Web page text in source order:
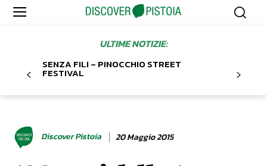
ULTIME NOTIZIE:
SENZA FILI – PINOCCHIO STREET
FESTIVAL
Discover Pistoia 20 Maggio 2015